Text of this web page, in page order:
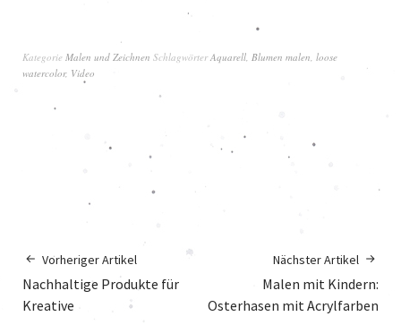
Kategorie Malen und Zeichnen SchlagwörterAquarell Blumen malen loose
watercolor, Video
Vorheriger Artikel
Nachhaltige Produkte für
Kreative
Nächster Artikel
Malen mit Kindern:
Osterhasen mit Acrylfarben